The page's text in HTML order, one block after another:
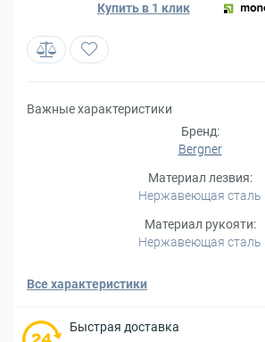
Купить в 1 клик
Важные характеристики
Бренд:
Bergner
Материал лезвия:
Нержавеющая сталь
Материал рукояти:
Нержавеющая сталь
Все характеристики
Быстрая доставка